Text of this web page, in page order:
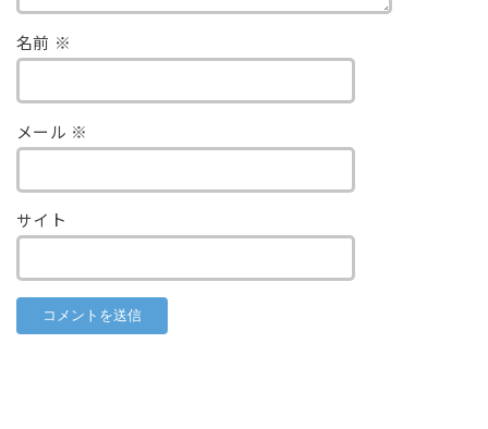
名前 ※
メール ※
サイト